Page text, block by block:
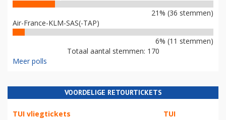
21% (36 stemmen)
Air-France-KLM-SAS(-TAP)
6% (11 stemmen)
Totaal aantal stemmen: 170
Meer polls
VOORDELIGE RETOURTICKETS
TUI vliegtickets TUI